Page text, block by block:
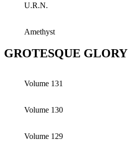
U.R.N.
Amethyst
GROTESQUE GLORY
Volume 131
Volume 130
Volume 129